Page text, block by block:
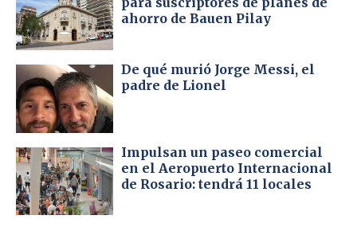
ahorro de Bauen Pilay
De qué murió Jorge Messi, el
padre de Lionel
Impulsan un paseo comercial
en el Aeropuerto Internacional
de Rosario: tendrá 11 locales